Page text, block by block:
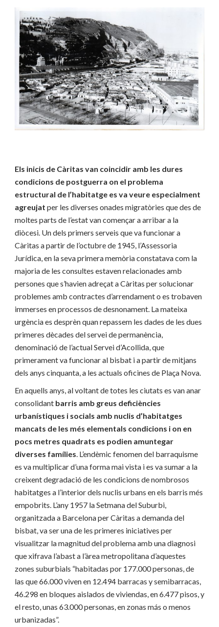
Els inicis de Càritas van coincidir amb les dures
condicions de postguerra on el problema
estructural de l’habitatge es va veure especialment
agreujat per les diverses onades migratòries que des de
moltes parts de l’estat van començar a arribar a la
diòcesi. Un dels primers serveis que va funcionar a
Càritas a partir de l’octubre de 1945, l’Assessoria
Jurídica, en la seva primera memòria constatava com la
majoria de les consultes estaven relacionades amb
persones que s’havien adreçat a Càritas per solucionar
problemes amb contractes d’arrendament o es trobaven
immerses en processos de desnonament. La mateixa
urgència es desprèn quan repassem les dades de les dues
primeres dècades del servei de permanència,
denominació de l’actual Servei d’Acollida, que
primerament va funcionar al bisbat i a partir de mitjans
dels anys cinquanta, a les actuals oficines de Plaça Nova.
En aquells anys, al voltant de totes les ciutats es van anar
consolidant barris amb greus deficiències
urbanístiques i socials amb nuclis d’habitatges
mancats de les més elementals condicions i on en
pocs metres quadrats es podien amuntegar
diverses famílies. L’endèmic fenomen del barraquisme
es va multiplicar d’una forma mai vista i es va sumar a la
creixent degradació de les condicions de nombrosos
habitatges a l’interior dels nuclis urbans en els barris més
empobrits. L’any 1957 la Setmana del Suburbi,
organitzada a Barcelona per Càritas a demanda del
bisbat, va ser una de les primeres iniciatives per
visualitzar la magnitud del problema amb una diagnosi
que xifrava l’abast a l’àrea metropolitana d’aquestes
zones suburbials “habitadas por 177.000 personas, de
las que 66.000 viven en 12.494 barracas y semibarracas,
46.298 en bloques aislados de viviendas, en 6.477 pisos, y
el resto, unas 63.000 personas, en zonas más o menos
urbanizadas”.